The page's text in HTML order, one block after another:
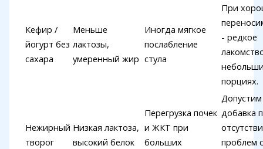
Кефир /
йогурт без
сахара
Меньше
лактозы,
умеренный жир
Иногда мягкое
послабление
стула
При
- редкое
порциях.
Нежирный
творог
Низкая лактоза,
высокий белок
Перегрузка почек
и ЖКТ при
больших
Допустим
добавка
проблем с